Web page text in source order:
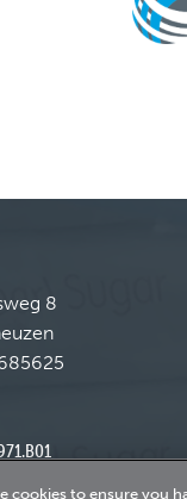
8
cookies to ensure you